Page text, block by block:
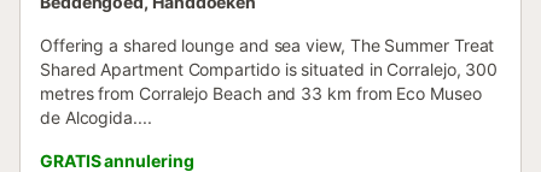
Offering a shared lounge and sea view, The Summer Treat
Shared Apartment Compartido is situated in Corralejo, 300
metres from Corralejo Beach and 33 km from Eco Museo
de Alcogida....
GRATIS annulering